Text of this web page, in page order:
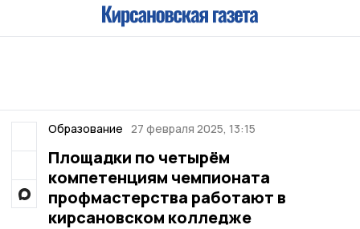
Образование 27 февраля 2025, 13:15
Площадки по четырём
компетенциям чемпионата
профмастерства работают в
кирсановском колледже